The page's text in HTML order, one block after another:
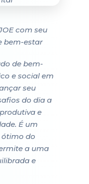
com seu
bem-estar
de bem-
e social em
seu
do dia a
e
É um
do
a uma
e